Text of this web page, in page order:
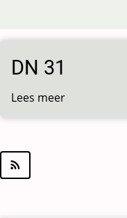
naar
de
inhoud
gaan
DN 31
Lees meer